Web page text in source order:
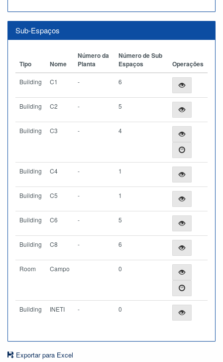
Sub-Espaços
Tipo Nome
Número da
Planta
Número de Sub
Espaços
Operações
Building C1 - 6
Building C2 - 5
Building C3 - 4
Building C4 - 1
Building C5 - 1
Building C6 - 5
Building C8 - 6
Room Campo 0
Building INETI - 0
Exportar para Excel